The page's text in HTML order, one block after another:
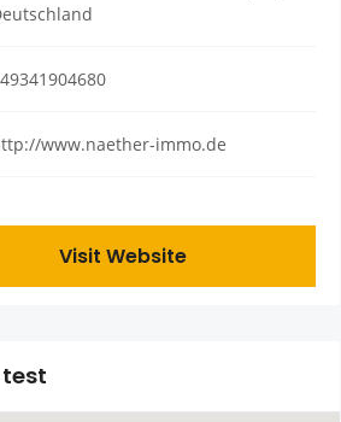
www.naether-immo.de
Visit Website
test